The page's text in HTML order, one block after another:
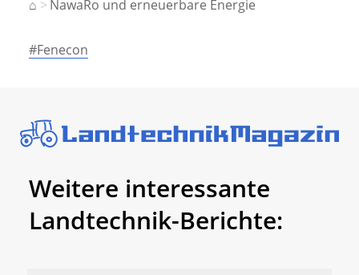
⌂ NawaRo und erneuerbare Energie
#Fenecon
Weitere interessante
Landtechnik-Berichte: